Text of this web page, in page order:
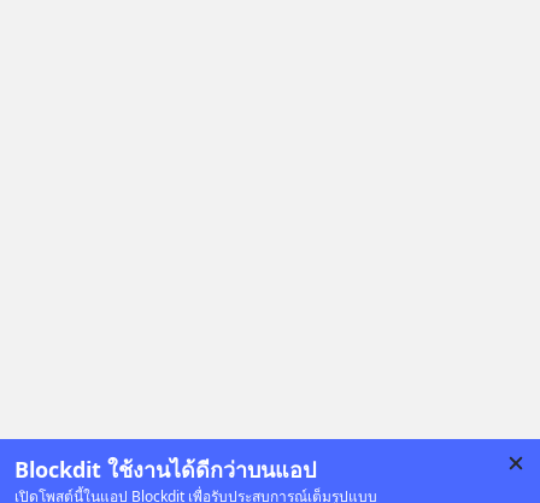
Blockdit ใช้งานได้ดีกว่าบนแอป
เปิดโพสต์นี้ในแอป Blockdit เพื่อรับประสบการณ์เต็มรูปแบบ
https://lin.ee/U91Fzyz